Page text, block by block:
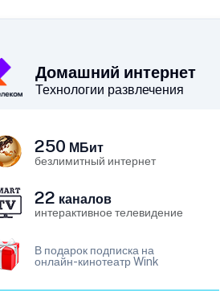
Домашний интернет
Технологии развлечения
250 МБит
безлимитный интернет
22 каналов
интерактивное телевидение
В подарок подписка на
онлайн-кинотеатр Wink